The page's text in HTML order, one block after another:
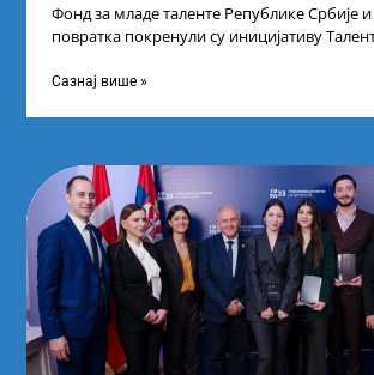
Фонд за младе таленте Републике Србије
повратка покренули су иницијативу
Сазнај више »